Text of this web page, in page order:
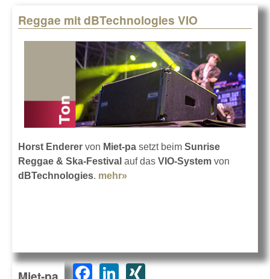
Reggae mit dBTechnologies VIO
Horst Enderer von Miet-pa setzt beim Sunrise
Reggae & Ska-Festival auf das VIO-System von
dBTechnologies. mehr»
F
Li XI